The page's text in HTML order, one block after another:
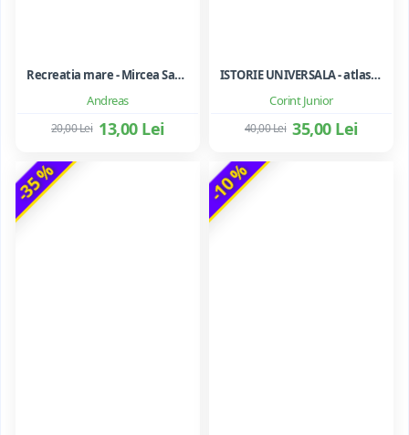
Andreas
Recreatia mare - Mircea Santimbreanu
13,00 Lei
20,00 Lei
Corint Junior
ISTORIE UNIVERSALA - atlas scolar ilustrat
35,00 Lei
40,00 Lei
-35 % -10 %